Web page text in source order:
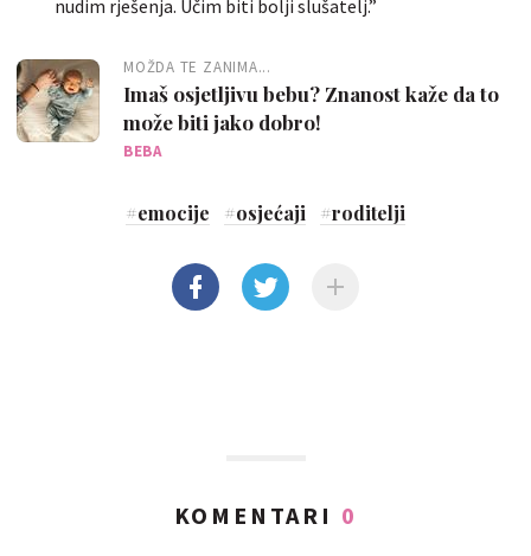
nudim rješenja. Učim biti bolji slušatelj.”
MOŽDA TE ZANIMA...
Imaš osjetljivu bebu? Znanost kaže da to
može biti jako dobro!
BEBA
#emocije #osjećaji #roditelji
KOMENTARI 0